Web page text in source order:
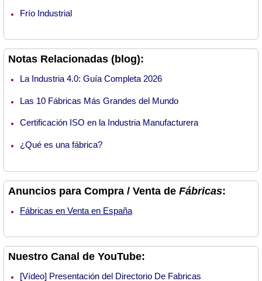
Frío Industrial
Notas Relacionadas (blog):
La Industria 4.0: Guía Completa 2026
Las 10 Fábricas Más Grandes del Mundo
Certificación ISO en la Industria Manufacturera
¿Qué es una fábrica?
Anuncios para Compra / Venta de Fábricas:
Fábricas en Venta en España
Nuestro Canal de YouTube:
[Vídeo] Presentación del Directorio De Fabricas